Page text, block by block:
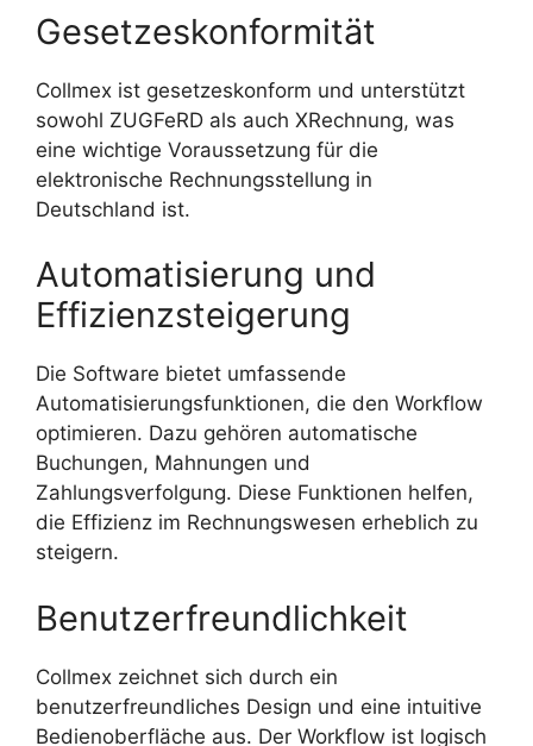
Gesetzeskonformität
Collmex ist gesetzeskonform und unterstützt
sowohl ZUGFeRD als auch XRechnung, was
eine wichtige Voraussetzung für die
elektronische Rechnungsstellung in
Deutschland ist.
Automatisierung und
Effizienzsteigerung
Die Software bietet umfassende
Automatisierungsfunktionen, die den Workflow
optimieren. Dazu gehören automatische
Buchungen, Mahnungen und
Zahlungsverfolgung. Diese Funktionen helfen,
die Effizienz im Rechnungswesen erheblich zu
steigern.
Benutzerfreundlichkeit
Collmex zeichnet sich durch ein
benutzerfreundliches Design und eine intuitive
Bedienoberfläche aus. Der Workflow ist logisch